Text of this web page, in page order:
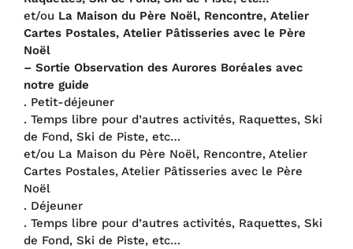
et/ou La Maison du Père Noël, Rencontre, Atelier
Cartes Postales, Atelier Pâtisseries avec le Père
Noël
– Sortie Observation des Aurores Boréales avec
notre guide
. Petit-déjeuner
. Temps libre pour d’autres activités, Raquettes, Ski
de Fond, Ski de Piste, etc…
et/ou La Maison du Père Noël, Rencontre, Atelier
Cartes Postales, Atelier Pâtisseries avec le Père
Noël
. Déjeuner
. Temps libre pour d’autres activités, Raquettes, Ski
de Fond, Ski de Piste, etc…